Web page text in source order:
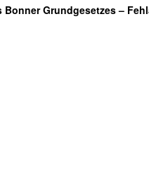
Grundgesetzes –